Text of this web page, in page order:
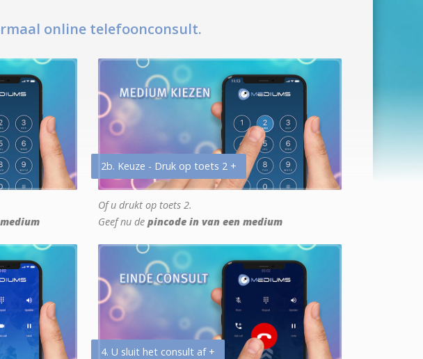
online telefoonconsult.
2b. Keuze - Druk op toets 2 +
Of u drukt op toets 2.
Geef nu de pincode in van een medium
4. U sluit het consult af +